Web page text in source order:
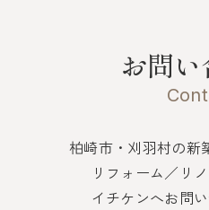
お問
柏崎市・刈羽村の新
リフォーム／リ
イチケンへお問